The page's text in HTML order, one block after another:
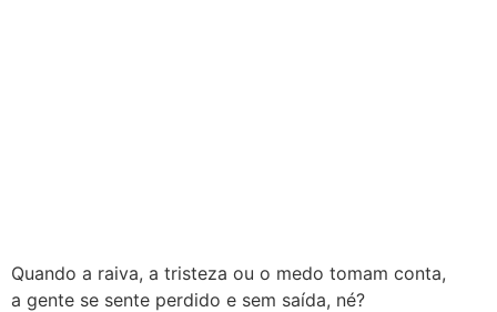
Quando a raiva, a tristeza ou o medo tomam conta,
a gente se sente perdido e sem saída, né?